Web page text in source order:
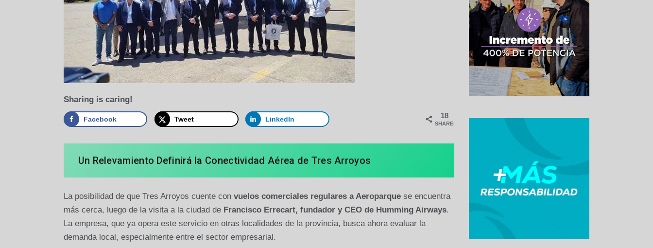
Sharing is caring!
18
SHARES
Facebook Tweet LinkedIn
Un Relevamiento Definirá la Conectividad Aérea de Tres Arroyos
La posibilidad de que Tres Arroyos cuente con vuelos comerciales regulares a Aeroparquese encuentra
más cerca, luego de la visita a la ciudad de Francisco Errecart, fundador y CEO de Humming Airways.
La empresa, que ya opera este servicio en otras localidades de la provincia, busca ahora evaluar la
demanda local, especialmente entre el sector empresarial.